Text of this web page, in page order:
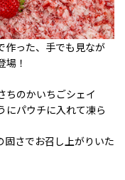
作った、手でも見なが
場！
ちのかいちごシェイ
にパウチに入れて凍ら
固さでお召し上がりいた